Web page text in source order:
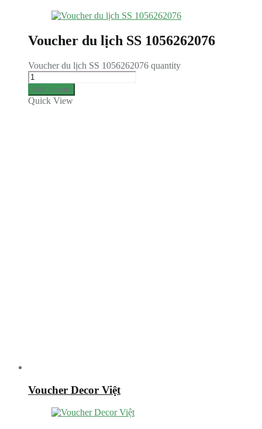
Voucher du lịch SS 1056262076
Voucher du lịch SS 1056262076 quantity
Add to cart
Quick View
Voucher Decor Việt